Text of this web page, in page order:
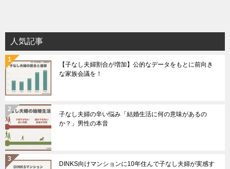
人気記事
【子なし夫婦割合が増加】公的なデータをもとに前向き
な家族会議を！
子なし夫婦の辛い悩み「結婚生活に何の意味があるの
か？」男性の本音
DINKS向けマンションに10年住んで子なし夫婦が実感す